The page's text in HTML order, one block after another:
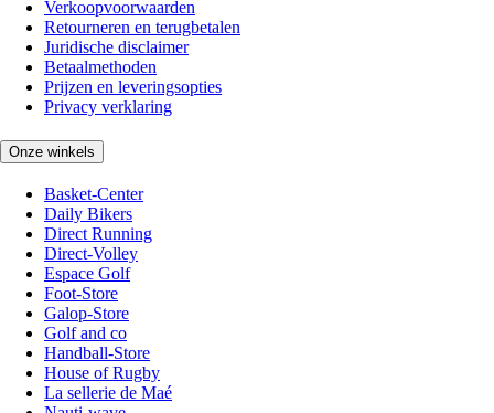
Verkoopvoorwaarden
Retourneren en terugbetalen
Juridische disclaimer
Betaalmethoden
Prijzen en leveringsopties
Privacy verklaring
Onze winkels
Basket-Center
Daily Bikers
Direct Running
Direct-Volley
Espace Golf
Foot-Store
Galop-Store
Golf and co
Handball-Store
House of Rugby
La sellerie de Maé